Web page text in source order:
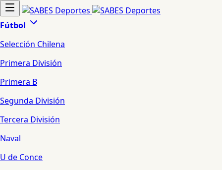
Fútbol
Selección Chilena
Primera División
Primera B
Segunda División
Tercera División
Naval
U de Conce